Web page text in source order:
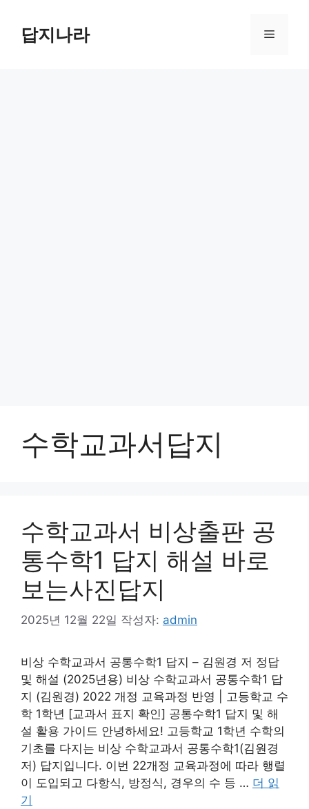
답지나라 메
수학교과서답지
수학교과서 비상출판 공
통수학1 답지 해설 바로
보는사진답지
2025년 12월 22일 작성자: admin
비상 수학교과서 공통수학1 답지 – 김원경 저 정답
및 해설 (2025년용) 비상 수학교과서 공통수학1 답
지 (김원경) 2022 개정 교육과정 반영 | 고등학교 수
학 1학년 [교과서 표지 확인] 공통수학1 답지 및 해
설 활용 가이드 안녕하세요! 고등학교 1학년 수학의
기초를 다지는 비상 수학교과서 공통수학1(김원경
저) 답지입니다. 이번 22개정 교육과정에 따라 행렬
이 도입되고 다항식, 방정식, 경우의 수 등 … 더 읽
기